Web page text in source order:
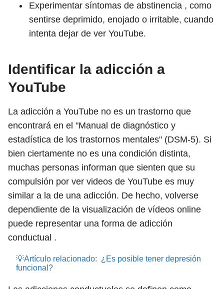
Experimentar síntomas de abstinencia , como
sentirse deprimido, enojado o irritable, cuando
intenta dejar de ver YouTube.
Identificar la adicción a
YouTube
La adicción a YouTube no es un trastorno que
encontrará en el "Manual de diagnóstico y
estadística de los trastornos mentales" (DSM-5). Si
bien ciertamente no es una condición distinta,
muchas personas informan que sienten que su
compulsión por ver videos de YouTube es muy
similar a la de una adicción. De hecho, volverse
dependiente de la visualización de vídeos online
puede representar una forma de adicción
conductual .
💡Artículo relacionado: ¿Es posible tener depresión
funcional?